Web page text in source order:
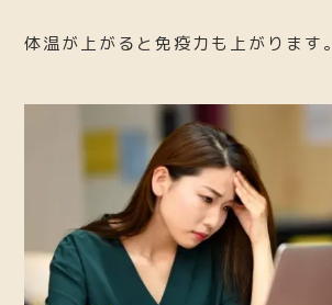
体温が上がると免疫力も上がります。